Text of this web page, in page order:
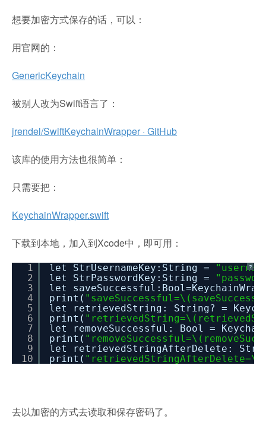
想要加密方式保存的话，可以：
用官网的：
GenericKeychain
被别人改为Swift语言了：
jrendel/SwiftKeychainWrapper · GitHub
该库的使用方法也很简单：
只需要把：
KeychainWrapper.swift
下载到本地，加入到Xcode中，即可用：
?
1
2
3
4
5
6
7
8
9
10
let StrUsernameKey:String =
let StrPasswordKey:String =
let
print(
let retrievedString: String? =
print(
let removeSuccessful: Bool =
print(
let retrievedStringAfterDelete:
print(
去以加密的方式去读取和保存密码了。